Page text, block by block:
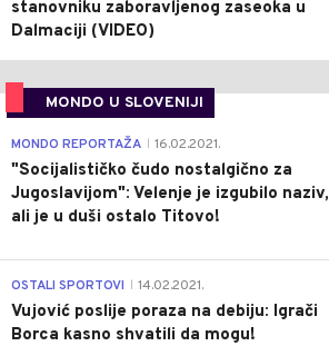
stanovniku zaboravljenog zaseoka u
Dalmaciji (VIDEO)
MONDO U SLOVENIJI
MONDO REPORTAŽA 16.02.2021.
"Socijalističko čudo nostalgično za
Jugoslavijom": Velenje je izgubilo naziv,
ali je u duši ostalo Titovo!
OSTALI SPORTOVI 14.02.2021.
Vujović poslije poraza na debiju: Igrači
Borca kasno shvatili da mogu!